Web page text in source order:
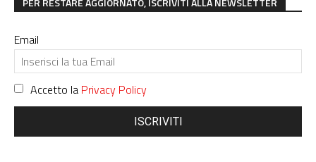
Email
Accetto la Privacy Policy
ISCRIVITI